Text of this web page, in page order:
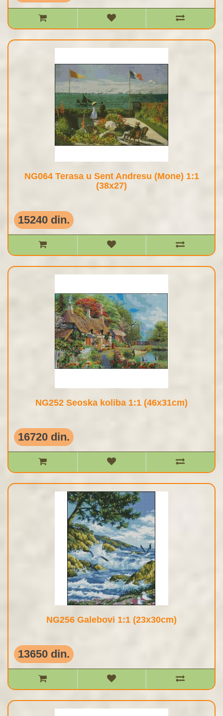
NG064 Terasa u Sent Andresu (Mone) 1:1
(38x27)
15240 din.
NG252 Seoska koliba 1:1 (46x31cm)
16720 din.
NG256 Galebovi 1:1 (23x30cm)
13650 din.